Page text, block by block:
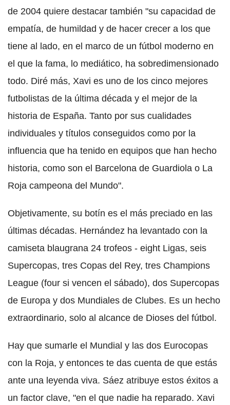
de 2004 quiere destacar también "su capacidad de
empatía, de humildad y de hacer crecer a los que
tiene al lado, en el marco de un fútbol moderno en
el que la fama, lo mediático, ha sobredimensionado
todo. Diré más, Xavi es uno de los cinco mejores
futbolistas de la última década y el mejor de la
historia de España. Tanto por sus cualidades
individuales y títulos conseguidos como por la
influencia que ha tenido en equipos que han hecho
historia, como son el Barcelona de Guardiola o La
Roja campeona del Mundo".
Objetivamente, su botín es el más preciado en las
últimas décadas. Hernández ha levantado con la
camiseta blaugrana 24 trofeos - eight Ligas, seis
Supercopas, tres Copas del Rey, tres Champions
League (four si vencen el sábado), dos Supercopas
de Europa y dos Mundiales de Clubes. Es un hecho
extraordinario, solo al alcance de Dioses del fútbol.
Hay que sumarle el Mundial y las dos Eurocopas
con la Roja, y entonces te das cuenta de que estás
ante una leyenda viva. Sáez atribuye estos éxitos a
un factor clave, "en el que nadie ha reparado. Xavi